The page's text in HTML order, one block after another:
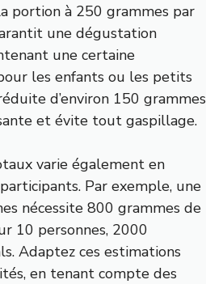
portion à 250 grammes par
une dégustation
une certaine
les enfants ou les petits
d’environ 150 grammes
et évite tout gaspillage.
varie également en
Par exemple, une
nécessite 800 grammes de
10 personnes, 2000
Adaptez ces estimations
en tenant compte des